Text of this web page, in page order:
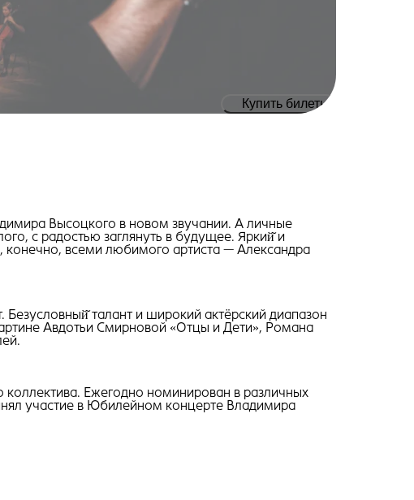
Купить билеты
Высоцкого в новом звучании. А личные
с радостью заглянуть в будущее. Яркий̆ и
конечно, всеми любимого артиста — Александра
талант и широкий актёрский диапазон
Авдотьи Смирновой «Отцы и Дети», Романа
Ежегодно номинирован в различных
участие в Юбилейном концерте Владимира